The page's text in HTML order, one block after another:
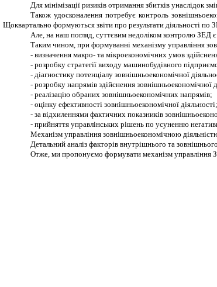
Для мінімізації ризиків отримання збитків унаслідок
Також удосконалення потребує контроль
Щоквартально формуються звіти про результати діяльності по
Але, на наш погляд, суттєвим недоліком контролю ЗЕД
Таким чином, при формуванні механізму управління
- визначення макро- та мікроекономічних умов
- розробку стратегії виходу машинобудівного
- діагностику потенціалу зовнішньоекономічної
- розробку напрямів здійснення зовнішньоекономічної
- реалізацію обраних зовнішньоекономічних напрямів;
- оцінку ефективності зовнішньоекономічної діяльності;
- за відхиленнями фактичних показників
- прийняття управлінських рішень по усуненню
Механізм управління зовнішньоекономічною
Детальний аналіз факторів внутрішнього та
Отже, ми пропонуємо формувати механізм управління